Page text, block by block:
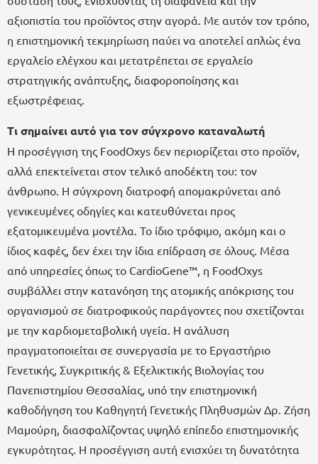
αξιοπιστία του προϊόντος στην αγορά. Με αυτόν τον τρόπο,
η επιστημονική τεκμηρίωση παύει να αποτελεί απλώς ένα
εργαλείο ελέγχου και μετατρέπεται σε εργαλείο
στρατηγικής ανάπτυξης, διαφοροποίησης και
εξωστρέφειας.
Τι σημαίνει αυτό για τον σύγχρονο καταναλωτή
Η προσέγγιση της FoodOxys δεν περιορίζεται στο προϊόν,
αλλά επεκτείνεται στον τελικό αποδέκτη του: τον
άνθρωπο. Η σύγχρονη διατροφή απομακρύνεται από
γενικευμένες οδηγίες και κατευθύνεται προς
εξατομικευμένα μοντέλα. Το ίδιο τρόφιμο, ακόμη και ο
ίδιος καφές, δεν έχει την ίδια επίδραση σε όλους. Μέσα
από υπηρεσίες όπως το CardioGene™, η FoodOxys
συμβάλλει στην κατανόηση της ατομικής απόκρισης του
οργανισμού σε διατροφικούς παράγοντες που σχετίζονται
με την καρδιομεταβολική υγεία. Η ανάλυση
πραγματοποιείται σε συνεργασία με το Εργαστήριο
Γενετικής, Συγκριτικής & Εξελικτικής Βιολογίας του
Πανεπιστημίου Θεσσαλίας, υπό την επιστημονική
καθοδήγηση του Καθηγητή Γενετικής Πληθυσμών Δρ. Ζήση
Μαμούρη, διασφαλίζοντας υψηλό επίπεδο επιστημονικής
εγκυρότητας. Η προσέγγιση αυτή ενισχύει τη δυνατότητα